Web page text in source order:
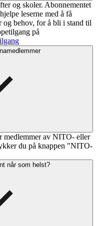
og skoler. Abonnementet
leserne med å få
og behov, for å bli i stand til
på
medlemmer av NITO- eller
du på knappen "NITO-
når som helst?